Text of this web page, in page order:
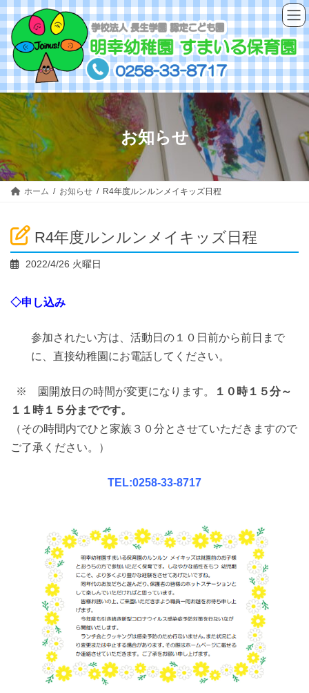
コ
ン
テ
ン
ツ
へ
ス
キ
ッ
プ
ナ
ビ
ゲ
ー
シ
ョ
ン
に
移
動
お知らせ
ホーム お知らせ R4年度ルンルンメイキッズ日程
R4年度ルンルンメイキッズ日程
2022/4/26 火曜日
◇申し込み
参加されたい方は、活動日の１０日前から前日まで
に、直接幼稚園にお電話してください。
※ 園開放日の時間が変更になります。
１０時１５分～
１１時１５分までです。
（その時間内でひと家族３０分とさせていただきますので
ご了承ください。）
TEL:0258-33-8717